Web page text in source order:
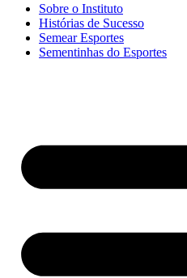
Sobre o Instituto
Histórias de Sucesso
Semear Esportes
Sementinhas do Esportes